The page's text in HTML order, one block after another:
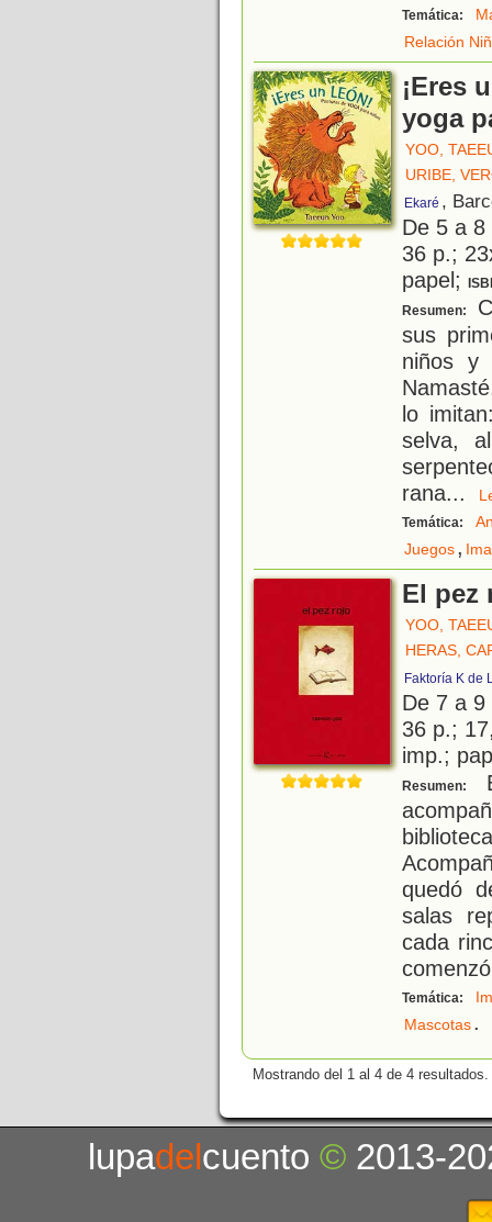
Temática:
Relación
¡Eres
yoga
YOO,
URIBE,
Ekaré ,
De 5 a
36 p.;
papel;
Resumen:
sus
niños y
lo
selva,
rana...
Temática:
Juegos,
El pez
YOO,
HERAS,
Faktoría K de
De 7 a
36 p.;
imp.;
Resumen:
quedó
salas
cada
Temática:
Mascotas.
Mostrando del 1 al 4 de 4 resultados.
lupadelcuento© 2013-